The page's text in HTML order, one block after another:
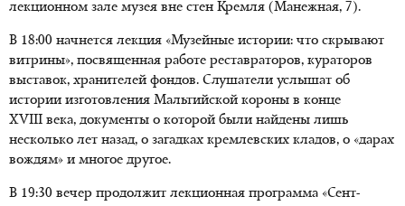
лекционном зале музея вне стен Кремля (Манежная, 7).
В 18:00 начнется лекция «Музейные истории: что скрывают
витрины», посвященная работе реставраторов, кураторов
выставок, хранителей фондов. Слушатели услышат об
истории изготовления Мальтийской короны в конце
XVIII века, документы о которой были найдены лишь
несколько лет назад, о загадках кремлевских кладов, о «дарах
вождям» и многое другое.
В 19:30 вечер продолжит лекционная программа «Сент-